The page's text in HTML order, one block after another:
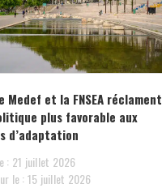
Medef et la FNSEA réclament
plus favorable aux
d’adaptation
: 21 juillet 2026
le : 15 juillet 2026